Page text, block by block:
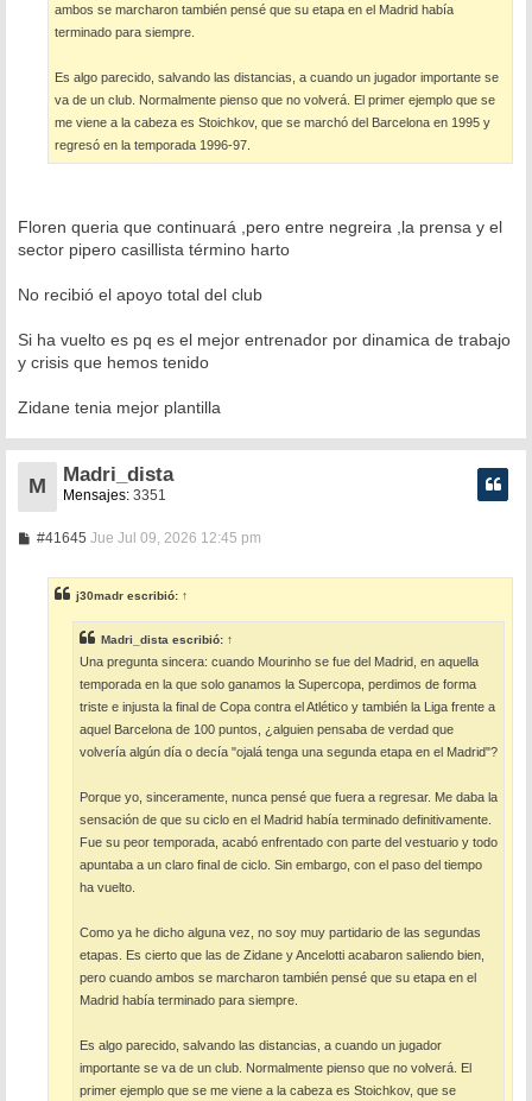
ambos se marcharon también pensé que su etapa en el Madrid había
terminado para siempre.
Es algo parecido, salvando las distancias, a cuando un jugador importante se
va de un club. Normalmente pienso que no volverá. El primer ejemplo que se
me viene a la cabeza es Stoichkov, que se marchó del Barcelona en 1995 y
regresó en la temporada 1996-97.
Floren queria que continuará ,pero entre negreira ,la prensa y el
sector pipero casillista término harto
No recibió el apoyo total del club
Si ha vuelto es pq es el mejor entrenador por dinamica de trabajo
y crisis que hemos tenido
Zidane tenia mejor plantilla
M
Madri_dista
Mensajes: 3351
#41645M
a
j
e
Jue Jul 09, 2026 12:45 pm
j30madr escribió: ↑
Madri_dista escribió: ↑
Una pregunta sincera: cuando Mourinho se fue del Madrid, en aquella
temporada en la que solo ganamos la Supercopa, perdimos de forma
triste e injusta la final de Copa contra el Atlético y también la Liga frente a
aquel Barcelona de 100 puntos, ¿alguien pensaba de verdad que
volvería algún día o decía "ojalá tenga una segunda etapa en el Madrid"?
Porque yo, sinceramente, nunca pensé que fuera a regresar. Me daba la
sensación de que su ciclo en el Madrid había terminado definitivamente.
Fue su peor temporada, acabó enfrentado con parte del vestuario y todo
apuntaba a un claro final de ciclo. Sin embargo, con el paso del tiempo
ha vuelto.
Como ya he dicho alguna vez, no soy muy partidario de las segundas
etapas. Es cierto que las de Zidane y Ancelotti acabaron saliendo bien,
pero cuando ambos se marcharon también pensé que su etapa en el
Madrid había terminado para siempre.
Es algo parecido, salvando las distancias, a cuando un jugador
importante se va de un club. Normalmente pienso que no volverá. El
primer ejemplo que se me viene a la cabeza es Stoichkov, que se